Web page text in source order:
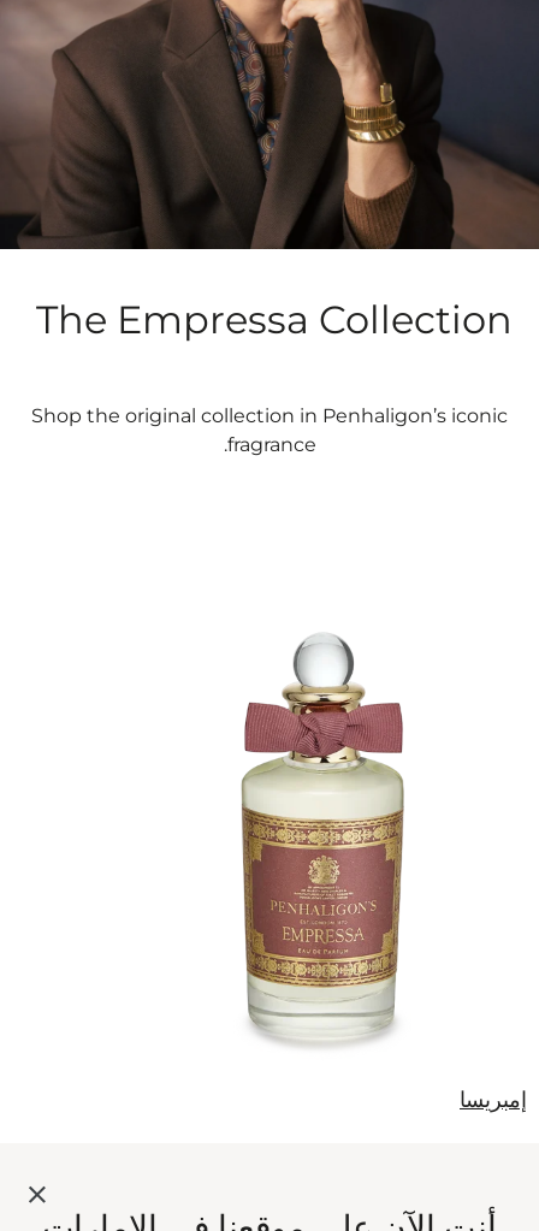
The Empressa Collection
Shop the original collection in Penhaligon’s iconic
fragrance.
إمبريسا
ماء العطر